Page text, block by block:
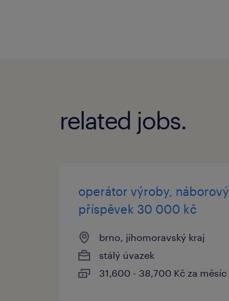
related jobs.
operátor výroby, náborový
příspěvek 30 000 kč
brno, jihomoravský kraj
stálý úvazek
31,600 - 38,700 Kč za měsíc